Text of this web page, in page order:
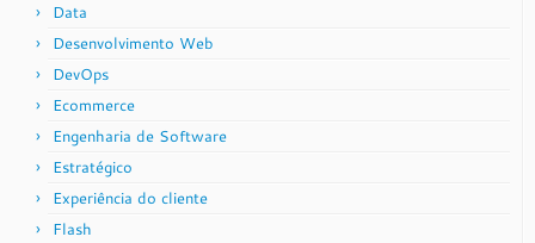
Data
Desenvolvimento Web
DevOps
Ecommerce
Engenharia de Software
Estratégico
Experiência do cliente
Flash